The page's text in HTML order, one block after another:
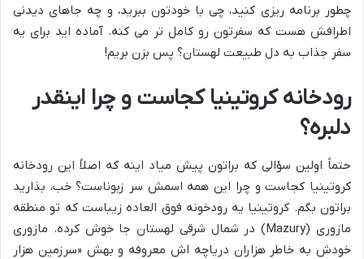
چطور برنامه ریزی کنید، چی با خودتون ببرید، و چه جاهای دیدنی
اطرافش هست که سفرتون رو کامل تر می کنه. آماده اید برای یه
سفر جذاب به دل طبیعت لهستان؟ پس بزن بریم!
رودخانه کروتینیا کجاست و چرا اینقدر
دلبره؟
حتماً اولین سؤالی که براتون پیش میاد اینه که اصلاً این رودخانه
کروتینیا کجاست و چرا این همه اسمش سر زبوناست؟ خب، بذارید
براتون بگم. کروتینیا یه رودخونه فوق العاده زیباست که تو منطقه
مازوری (Mazury) در شمال شرقی لهستان جا خوش کرده. مازوری
خودش به خاطر هزاران دریاچه اش معروفه و بهش «سرزمین هزار